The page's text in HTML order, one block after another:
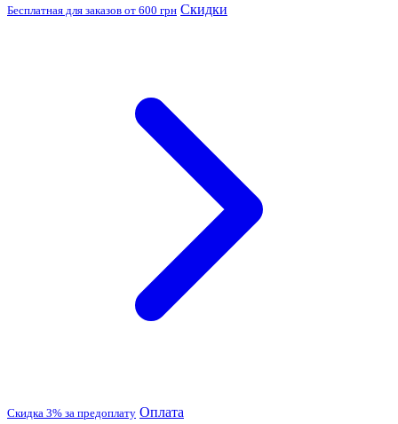
Бесплатная для заказов от 600 грн Скидки
Скидка 3% за предоплату Оплата